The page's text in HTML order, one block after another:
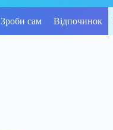
Зроби сам Відпочинок